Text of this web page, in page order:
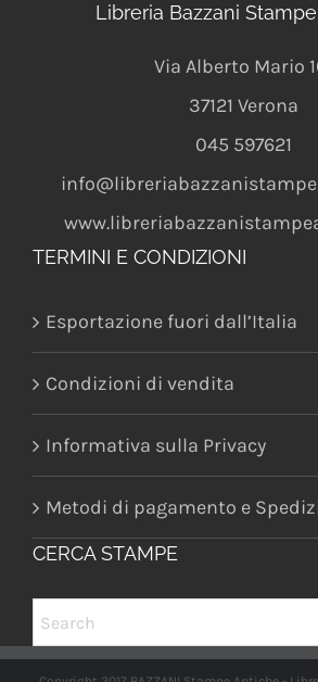
Libreria Bazzani
Via Alberto Mario
37121 Verona
045 597621
TERMINI E CONDIZIONI
Esportazione fuori dall’Italia
Condizioni di vendita
Informativa sulla Privacy
Metodi di pagamento e
CERCA STAMPE